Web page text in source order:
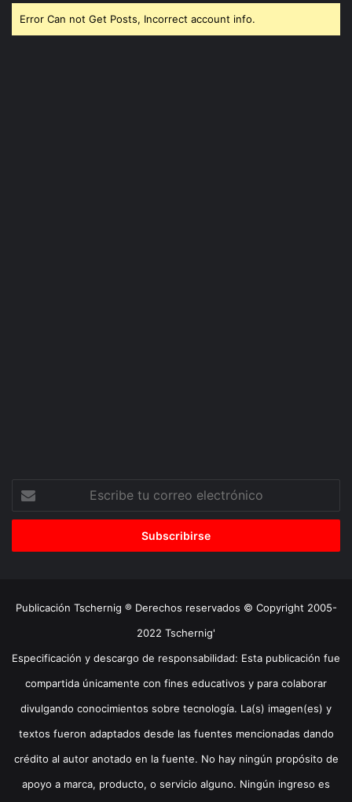
Error Can not Get Posts, Incorrect account info.
correo
Publicación Tschernig ® Derechos reservados © Copyright 2005-
2022 Tschernig'
Especificación y descargo de responsabilidad: Esta publicación fue
compartida únicamente con fines educativos y para colaborar
divulgando conocimientos sobre tecnología. La(s) imagen(es) y
textos fueron adaptados desde las fuentes mencionadas dando
crédito al autor anotado en la fuente. No hay ningún propósito de
apoyo a marca, producto, o servicio alguno. Ningún ingreso es